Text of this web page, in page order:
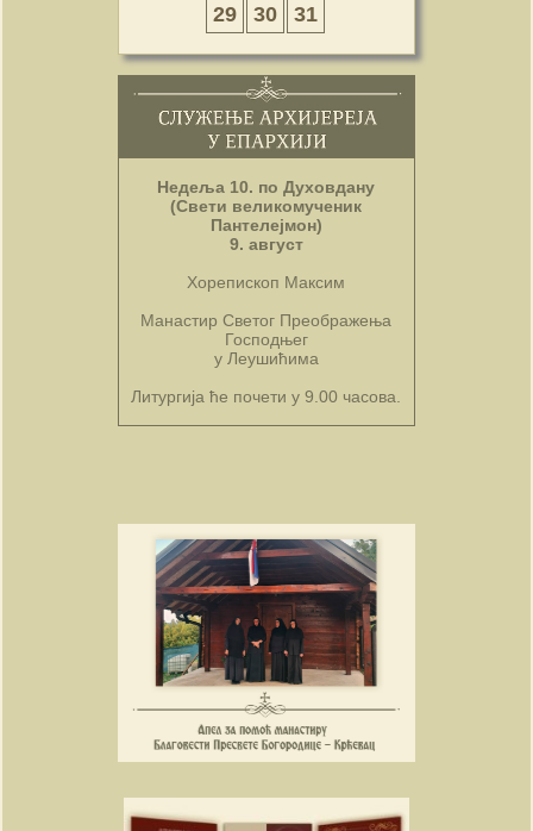
29
30 31
Недеља 10. по Духовдану
(Свети великомученик
Пантелејмон)
9. август
Хорепископ Максим
Манастир Светог Преображења
Господњег
у Леушићима
Литургија ће почети у 9.00 часова.